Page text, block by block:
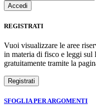
REGISTRATI
Vuoi visualizzare le aree
in materia di fisco e leggi sul
gratuitamente tramite la
SFOGLIA PER ARGOMENTI